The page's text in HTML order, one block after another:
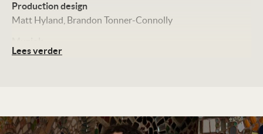
Production design
Matt Hyland Brandon Tonner-Connolly
Alex G
Distributie
Lees verder